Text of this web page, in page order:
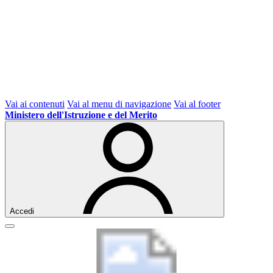
Vai ai contenuti Vai al menu di navigazione Vai al footer
Ministero dell'Istruzione e del Merito
Accedi